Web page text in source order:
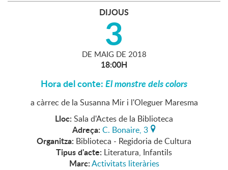
DIJOUS
3
DE MAIG DE 2018
18:00H
Hora del conte:El monstre dels colors
a càrrec de la Susanna Mir i l'Oleguer Maresma
Lloc: Sala d'Actes de la Biblioteca
Adreça: C. Bonaire, 3
Organitza: Biblioteca - Regidoria de Cultura
Tipus d'acte: Literatura, Infantils
Marc:Activitats literàries